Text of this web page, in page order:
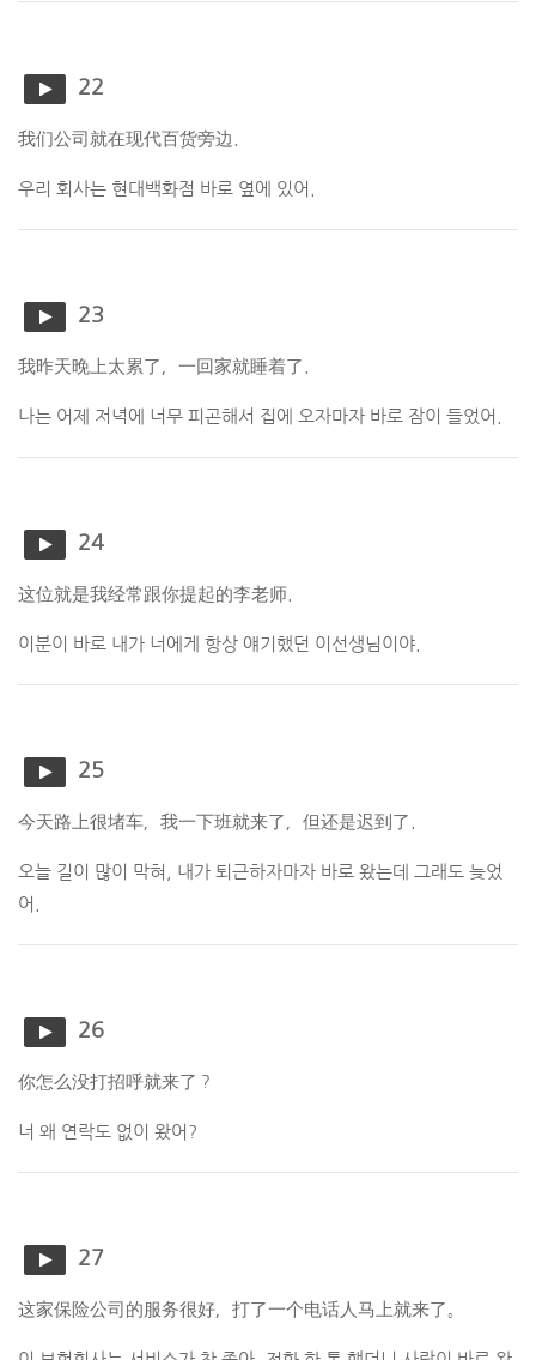
22
我们公司就在现代百货旁边.
우리 회사는 현대백화점 바로 옆에 있어.
23
我昨天晚上太累了，一回家就睡着了.
나는 어제 저녁에 너무 피곤해서 집에 오자마자 바로 잠이 들었어.
24
这位就是我经常跟你提起的李老师.
이분이 바로 내가 너에게 항상 얘기했던 이선생님이야.
25
今天路上很堵车，我一下班就来了，但还是迟到了.
오늘 길이 많이 막혀, 내가 퇴근하자마자 바로 왔는데 그래도 늦었
어.
26
你怎么没打招呼就来了？
너 왜 연락도 없이 왔어?
27
这家保险公司的服务很好，打了一个电话人马上就来了。